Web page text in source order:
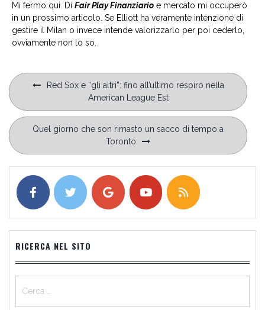
Mi fermo qui. Di Fair Play Finanziario e mercato mi occuperò
in un prossimo articolo. Se Elliott ha veramente intenzione di
gestire il Milan o invece intende valorizzarlo per poi cederlo,
ovviamente non lo so.
Navigazione
articoli
Red Sox e “gli altri”: fino all’ultimo respiro nella
American League Est
Quel giorno che son rimasto un sacco di tempo a
Toronto
RICERCA NEL SITO
per: